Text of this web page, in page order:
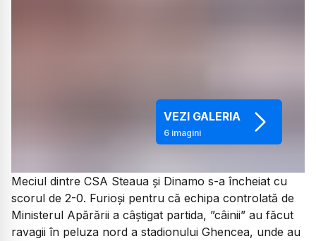
VEZI GALERIA
6imagini
Meciul dintre CSA Steaua și Dinamo s-a încheiat cu
scorul de 2-0. Furioși pentru că echipa controlată de
Ministerul Apărării a câștigat partida, ”câinii” au făcut
ravagii în peluza nord a stadionului Ghencea, unde au